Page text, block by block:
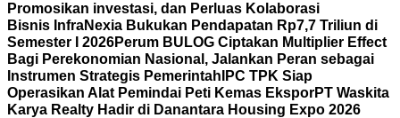
Promosikan investasi, dan Perluas Kolaborasi
Bisnis InfraNexia Bukukan Pendapatan Rp7,7 Triliun di
Semester I 2026Perum BULOG Ciptakan Multiplier Effect
Bagi Perekonomian Nasional, Jalankan Peran sebagai
Instrumen Strategis Pemerintah IPC TPK Siap
Operasikan Alat Pemindai Peti Kemas EksporPT Waskita
Karya Realty Hadir di Danantara Housing Expo 2026